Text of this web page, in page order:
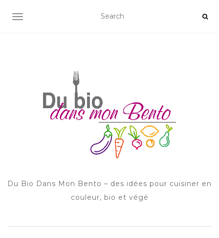
AFFICHER/MASQUER LA NAVIGATION
Du Bio Dans Mon Bento – des idées pour cuisiner en
couleur, bio et végé